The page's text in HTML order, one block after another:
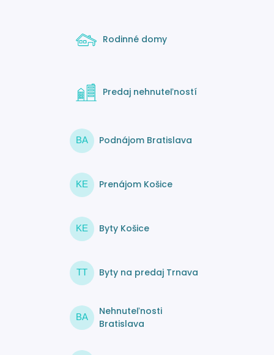
Rodinné domy
Predaj nehnuteľností
BA Podnájom Bratislava
KE Prenájom Košice
KE Byty Košice
TT Byty na predaj Trnava
BA
Nehnuteľnosti
Bratislava